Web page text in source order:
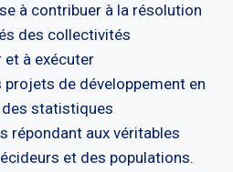
à contribuer à la résolution
des collectivités
à exécuter
de développement en
statistiques
répondant aux véritables
et des populations.